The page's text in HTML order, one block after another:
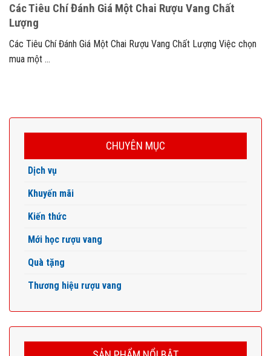
Các Tiêu Chí Đánh Giá Một Chai Rượu Vang Chất
Lượng
Các Tiêu Chí Đánh Giá Một Chai Rượu Vang Chất Lượng Việc chọn
mua một ...
CHUYÊN MỤC
Dịch vụ
Khuyến mãi
Kiến thức
Mới học rượu vang
Quà tặng
Thương hiệu rượu vang